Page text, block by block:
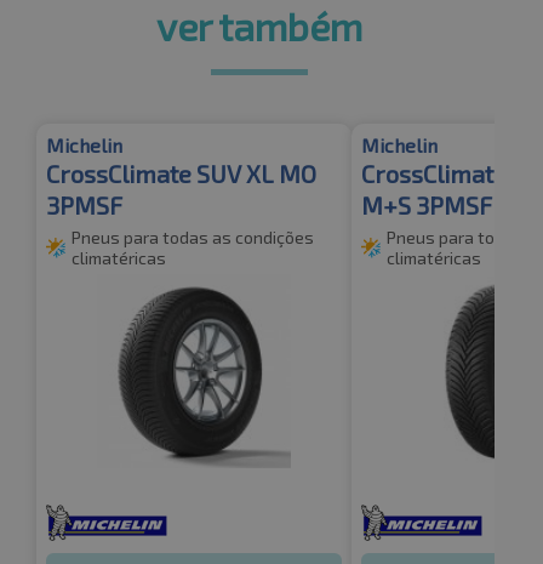
ver também
Michelin
CrossClimate SUV XL MO
3PMSF
Pneus para todas as condições
climatéricas
Michelin
CrossClimate 2
M+S 3PMSF TL
Pneus para todas
climatéricas